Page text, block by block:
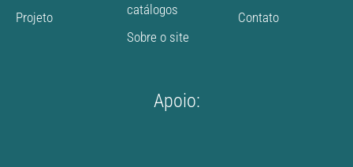
Projeto
catálogos
Sobre o site
Contato
Apoio: